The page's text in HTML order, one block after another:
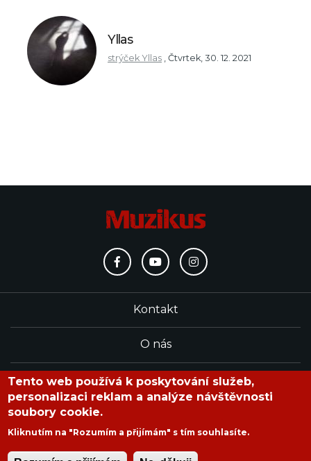
Yllas
strýček Yllas , Čtvrtek, 30. 12. 2021
Kontakt
O nás
Redakce
Tento web používá k poskytování služeb,
personalizaci reklam a analýze návštěvnosti
soubory cookie.
Kliknutím na "Rozumím a přijímám" s tím souhlasíte.